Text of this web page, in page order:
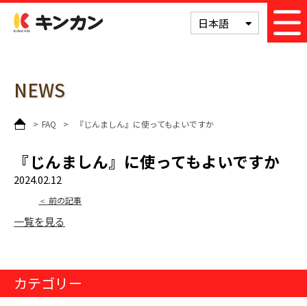
日本語
NEWS
> FAQ > 『じんましん』に使ってもよいですか
『じんましん』に使ってもよいですか
2024.02.12
前の記事
次の記事
一覧を見る
カテゴリー